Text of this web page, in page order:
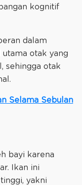
kognitif
dalam
otak yang
sehingga otak
Selama Sebulan
bayi karena
Ikan ini
yakni